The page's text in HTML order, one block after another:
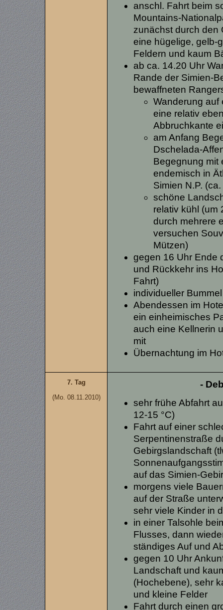
anschl. Fahrt beim
Mountains-
zunächst durch den
eine hügelige, gelb-
Feldern und kaum
ab ca. 14.20 Uhr
Rande der Simien-
bewaffneten
Wanderung auf
eine relativ
Abbruchkante
am Anfang
Dschelada-
Begegnung mit
endemisch in
Simien N.P.
schöne
relativ kühl (um
durch mehrere
versuchen
Mützen)
gegen 16 Uhr Ende
und Rückkehr ins
Fahrt)
individueller
Abendessen im
ein einheimisches
auch eine Kellnerin
mit
Übernachtung im
7. Tag
(Mo. 08.11.2010)
-
sehr frühe Abfahrt
12-15 °C)
Fahrt auf einer
Serpentinenstraße
Gebirgslandschaft
auf das Simien-
morgens viele
auf der Straße
sehr viele Kinder in
in einer Talsohle
Flusses, dann
ständiges Auf und
gegen 10 Uhr
Landschaft und
(Hochebene), sehr
und kleine Felder
Fahrt durch einen